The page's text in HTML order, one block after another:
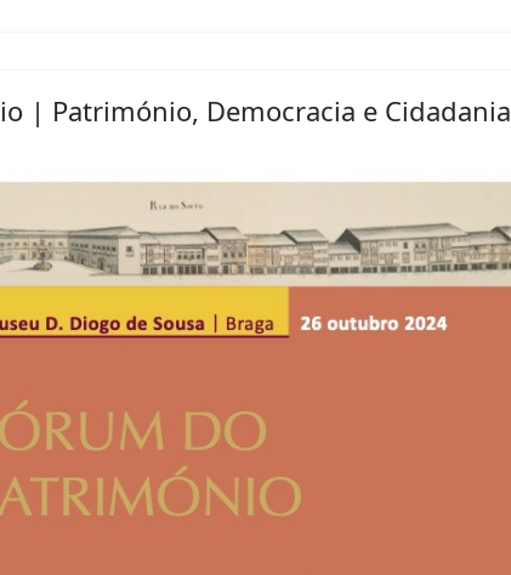
| Património, Democracia e Cidadania